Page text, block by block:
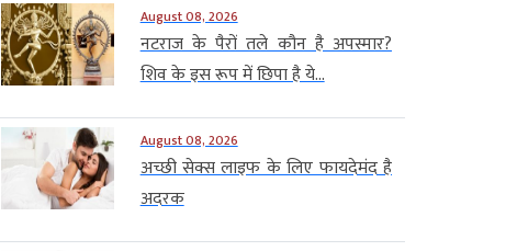
August 08, 2026
नटराज के पैरों तले कौन है अपस्मार?
शिव के इस रूप में छिपा है ये...
August 08, 2026
अच्छी सेक्स लाइफ के लिए फायदेमंद है
अदरक